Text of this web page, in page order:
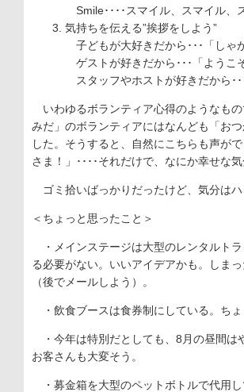
Smile････スマイル、スマイル、
気持ちを伝える”挨拶をしよう”
子どもが大好きだから･･･「しゃ
ゲストが好きだから･･･「ようこ
スタッフやホストが好きだから･･
いわゆるボランティア心得のようなも
みだ」のボランティアにはなんども「お
した。そうすると、自然にこちらも声が
さま！」････それだけで、なにか幸せな気
ゴミ拾いばっかりだったけど、気分はハ
＜ちょっと思ったこと＞
・メインステージは大型のレンタルト
る必要がない。いいアイデアかも。しま
（後でメールしよう）。
・飲食ブースは食券制にしている。ちょ
・今年は特別だとしても、8月の昼間は
お客さんも大変そう。
・募金箱を大型のペットボトルで代用